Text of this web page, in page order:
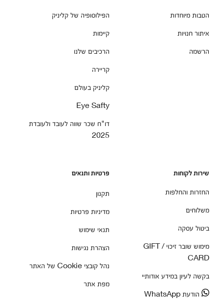
הטבות מיוחדות
איתור חנויות
הרשמה
הפילוסופיה של קליניק
קיימות
הרכיבים שלנו
קריירה
קליניק בעולם
Eye Safty
דו"ח שכר שווה לעובד ולעובדת
2025
שירות לקוחות
החזרות והחלפות
משלוחים
ביטול עסקה
מימוש שובר זיכוי / GIFT
CARD
בקשה לעיון במידע אודותיי
הודעת WhatsApp
פרטיות ותנאים
תקנון
מדיניות פרטיות
תנאי שימוש
הצהרת נגישות
נהל קובצי Cookie של האתר
מפת אתר